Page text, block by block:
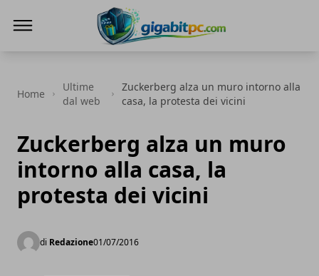
Home
Ultime
dal web
Zuckerberg alza un muro intorno alla
casa, la protesta dei vicini
Zuckerberg alza un muro
intorno alla casa, la
protesta dei vicini
di Redazione01/07/2016